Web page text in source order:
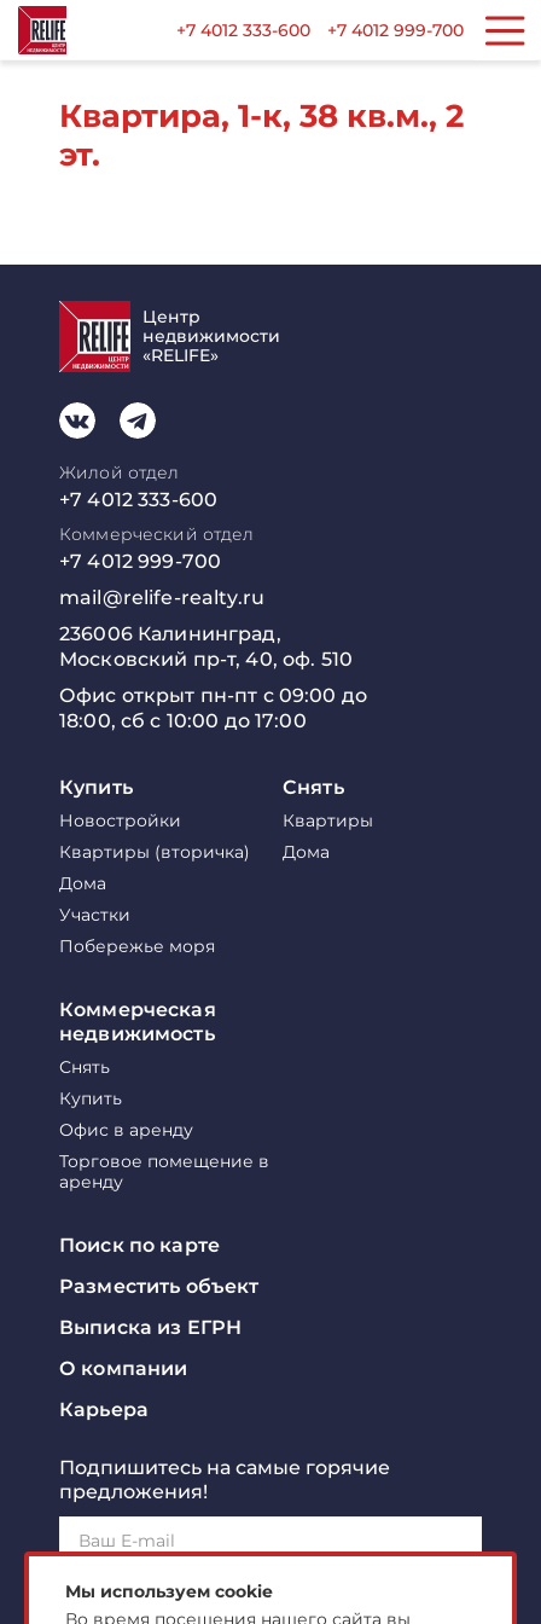
+7 4012 333-600 +7 4012 999-700
Квартира, 1-к, 38 кв.м., 2
эт.
Центр
недвижимости
«RELIFE»
Жилой отдел
+7 4012 333-600
Коммерческий отдел
+7 4012 999-700
mail@relife-realty.ru
236006 Калининград,
Московский пр-т, 40, оф. 510
Офис открыт пн-пт с 09:00 до
18:00, сб с 10:00 до 17:00
Купить
Новостройки
Квартиры (вторичка)
Дома
Участки
Побережье моря
Снять
Квартиры
Дома
Коммерческая
недвижимость
Снять
Купить
Офис в аренду
Торговое помещение в
аренду
Поиск по карте
Разместить объект
Выписка из ЕГРН
О компании
Карьера
Подпишитесь на самые горячие
предложения!
Подписаться!
Мы используем cookie
Во время посещения нашего сайта вы